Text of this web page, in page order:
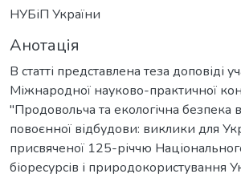
НУБіП України
Анотація
В статті представлена теза доповіді
Міжнародної науково-практичної
"Продовольча та екологічна безпека
повоєнної відбудови: виклики для
присвяченої 125-річчю
біоресурсів і природокористування